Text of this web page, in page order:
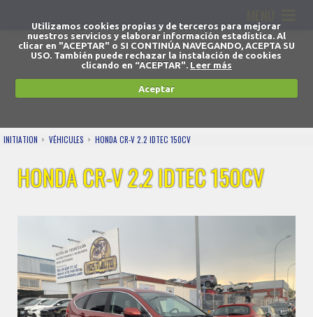
Utilizamos cookies propias y de terceros para mejorar
nuestros servicios y elaborar información estadística. Al
clicar en "ACEPTAR" o SI CONTINÚA NAVEGANDO, ACEPTA SU
USO. También puede rechazar la instalación de cookies
clicando en “ACEPTAR". Leer más
Aceptar
INITIATION VÉHICULES HONDA CR-V 2.2 IDTEC 150CV
HONDA CR-V 2.2 IDTEC 150CV